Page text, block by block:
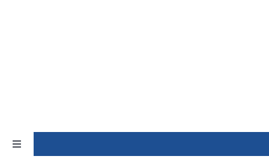
Toggle
Navigation